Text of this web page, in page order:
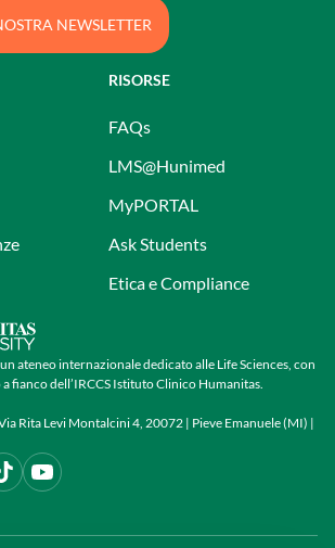
ateneo internazionale dedicato alle Life Sciences, con
fianco dell’IRCCS Istituto Clinico Humanitas.
Rita Levi Montalcini 4, 20072 | Pieve Emanuele (MI) |
RISORSE
FAQs
LMS@Hunimed
MyPORTAL
Ask Students
Etica e Compliance
NEWSLETTER